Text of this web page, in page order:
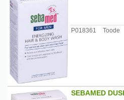
P018361 Toode
SEBAMED